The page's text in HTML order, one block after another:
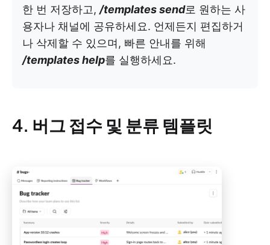
한 번 저장하고, /templates send로 원하는 사
용자나 채널에 공유하세요. 언제든지 편집하거
나 삭제할 수 있으며, 빠른 안내를 위해
/templates help를 실행하세요.
4. 버그 접수 및 분류 템플릿